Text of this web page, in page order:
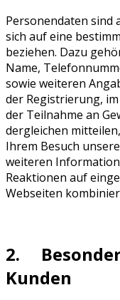
Personendaten sind
sich auf eine
beziehen. Dazu
Name,
sowie weiteren
der Registrierung,
der Teilnahme an
dergleichen
Ihrem Besuch
weiteren
Reaktionen auf
Webseiten
2.
Kunden